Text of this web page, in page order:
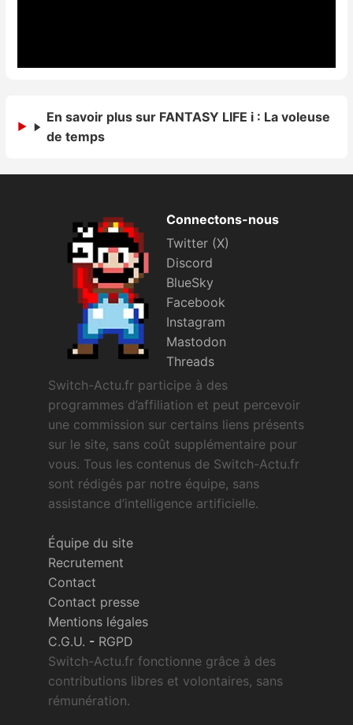
En savoir plus sur FANTASY LIFE i : La voleuse
de temps
Connectons-nous
Twitter (X)
Discord
BlueSky
Facebook
Instagram
Mastodon
Threads
Switch-Actu.fr participe à des
programmes d’affiliation et peut percevoir
une commission sur certains liens présents
sur le site, sans coût supplémentaire pour
vous. Tous les contenus de Switch-Actu.fr
sont rédigés par notre équipe, sans
assistance d’intelligence artificielle.
Équipe du site
Recrutement
Contact
Contact presse
Mentions légales
C.G.U. - RGPD
Switch-Actu.fr fonctionne grâce à des
contributions libres et volontaires, sans
rémunération.